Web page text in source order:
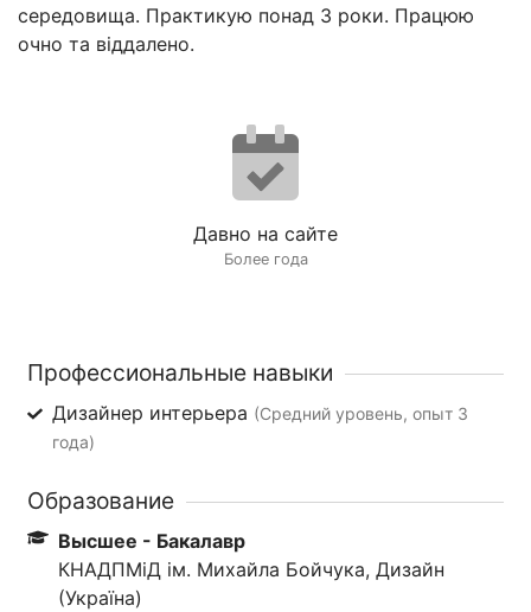
середовища. Практикую понад 3 роки. Працюю
очно та віддалено.
Давно на сайте
Более года
Профессиональные навыки
Дизайнер интерьера (Средний уровень, опыт 3
года)
Образование
Высшее - Бакалавр
КНАДПМіД ім. Михайла Бойчука, Дизайн
(Україна)